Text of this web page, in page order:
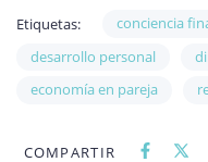
Etiquetas: conciencia
desarrollo personal
economía en pareja
COMPARTIR